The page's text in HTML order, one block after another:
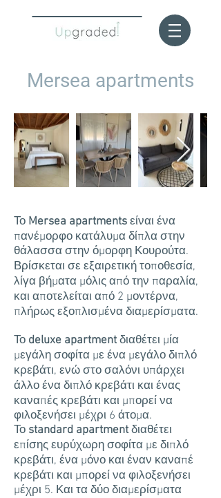
Mersea apartments
Το Mersea apartments είναι ένα
πανέμορφο κατάλυμα δίπλα στην
θάλασσα στην όμορφη Κουρούτα.
Βρίσκεται σε εξαιρετική τοποθεσία,
λίγα βήματα μόλις από την παραλία,
και αποτελείται από 2 μοντέρνα,
πλήρως εξοπλισμένα διαμερίσματα.
Το deluxe apartmentδιαθέτει μία
μεγάλη σοφίτα με ένα μεγάλο διπλό
κρεβάτι, ενώ στο σαλόνι υπάρχει
άλλο ένα διπλό κρεβάτι και ένας
καναπές κρεβάτι και μπορεί να
φιλοξενήσει μέχρι 6 άτομα.
Το standard apartmentδιαθέτει
επίσης ευρύχωρη σοφίτα με διπλό
κρεβάτι, ένα μόνο και έναν καναπέ
κρεβάτι και μπορεί να φιλοξενήσει
μέχρι 5. Και τα δύο διαμερίσματα